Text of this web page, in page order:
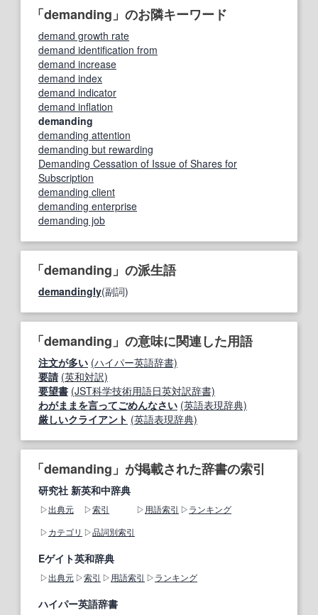
「demanding」のお隣キーワード
demand growth rate
demand identification from
demand increase
demand index
demand indicator
demand inflation
demanding
demanding attention
demanding but rewarding
Demanding Cessation of Issue of Shares for
Subscription
demanding client
demanding enterprise
demanding job
「demanding」の派生語
demandingly(副詞)
「demanding」の意味に関連した用語
注文が多い (ハイパー英語辞書)
要請 (英和対訳)
要望書 (JST科学技術用語日英対訳辞書)
わがままを言ってごめんなさい (英語表現辞典)
厳しいクライアント (英語表現辞典)
「demanding」が掲載された辞書の索引
研究社 新英和中辞典
出典元 索引 用語索引
ランキング
カテゴリ
品詞別索引
Eゲイト英和辞典
出典元 索引 用語索引 ランキング
ハイパー英語辞書